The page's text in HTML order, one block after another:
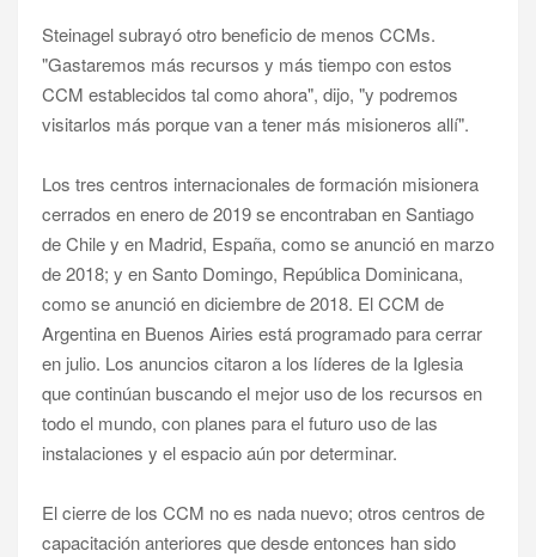
Steinagel subrayó otro beneficio de menos CCMs.
"Gastaremos más recursos y más tiempo con estos
CCM establecidos tal como ahora", dijo, "y podremos
visitarlos más porque van a tener más misioneros allí".
Los tres centros internacionales de formación misionera
cerrados en enero de 2019 se encontraban en Santiago
de Chile y en Madrid, España, como se anunció en marzo
de 2018; y en Santo Domingo, República Dominicana,
como se anunció en diciembre de 2018. El CCM de
Argentina en Buenos Airies está programado para cerrar
en julio. Los anuncios citaron a los líderes de la Iglesia
que continúan buscando el mejor uso de los recursos en
todo el mundo, con planes para el futuro uso de las
instalaciones y el espacio aún por determinar.
El cierre de los CCM no es nada nuevo; otros centros de
capacitación anteriores que desde entonces han sido